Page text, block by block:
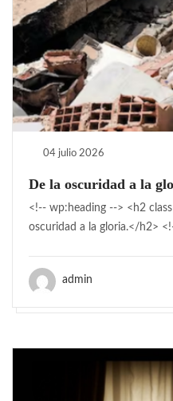
04 julio 2026
De la oscuridad a la
<!-- wp:heading --> <h2
oscuridad a la gloria.</h2>
admin